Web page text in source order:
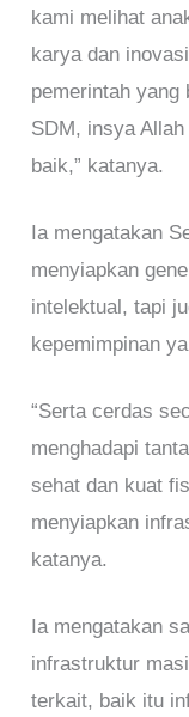
kami melihat
karya dan
pemerintah yang
SDM, insya
baik,” katanya.
Ia mengatakan
menyiapkan
intelektual, tapi
kepemimpinan
“Serta cerdas
menghadapi
sehat dan kuat
menyiapkan
katanya.
Ia mengatakan
infrastruktur
terkait, baik itu